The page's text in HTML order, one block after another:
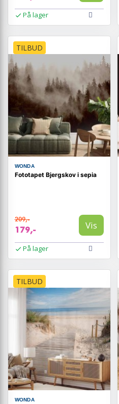
På lager
TILBUD
WONDA
Fototapet Bjergskov i sepia
209,-
179,- Vis
På lager
TILBUD
WONDA